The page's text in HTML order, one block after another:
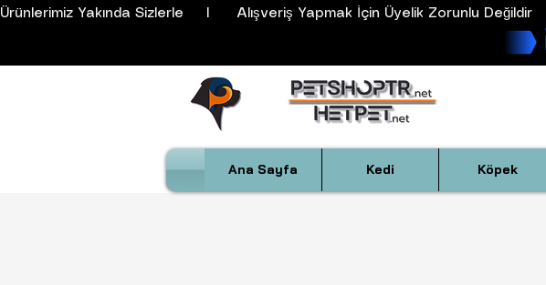
Ürünlerimiz Yakında Sizlerle     I      Alışveriş Yapmak İçin Üyelik Zorunlu
Ana Sayfa Kedi Köpek